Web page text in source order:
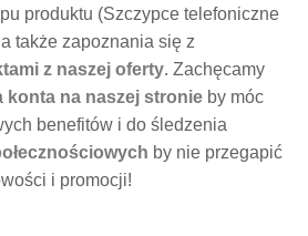
produktu (Szczypce telefoniczne
także zapoznania się z
z naszej oferty. Zachęcamy
konta na naszej stronie by móc
benefitów i do śledzenia
by nie przegapić
i promocji!